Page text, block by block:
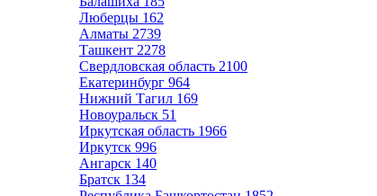
Люберцы 162
Алматы 2739
Ташкент 2278
Свердловская область 2100
Екатеринбург 964
Нижний Тагил 169
Новоуральск 51
Иркутская область 1966
Иркутск 996
Ангарск 140
Братск 134